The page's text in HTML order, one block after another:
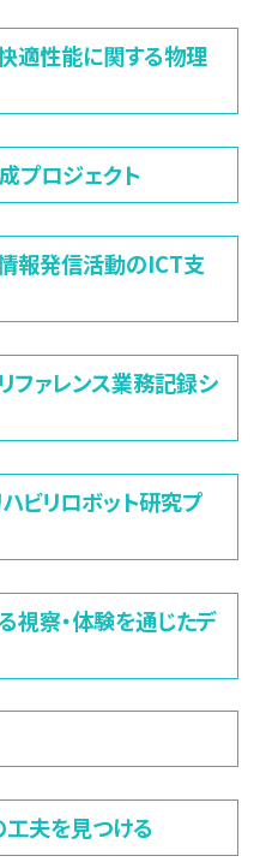
適性能に関する物理
プロジェクト
報発信活動のICT支
ファレンス業務記録シ
ビリロボット研究プ
視察・体験を通じたデ
工夫を見つける